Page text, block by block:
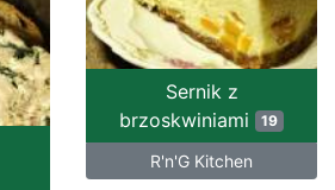
Sernik z
brzoskwiniami 19
R'n'G Kitchen